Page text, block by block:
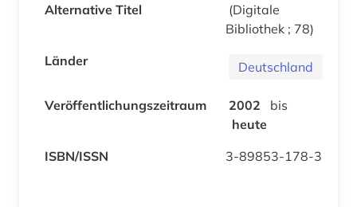
Alternative Titel
(Digitale
Bibliothek ; 78)
Länder
Deutschland
Veröffentlichungszeitraum 2002
bis
heute
ISBN/ISSN
3-89853-178-3